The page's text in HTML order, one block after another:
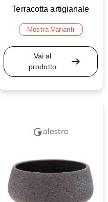
Terracotta artigianale
Mostra Varianti
Vai al
prodotto
arrow_right_alt